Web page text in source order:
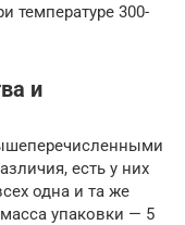
температуре 300-
и
есть у них
одна и та же
упаковки — 5